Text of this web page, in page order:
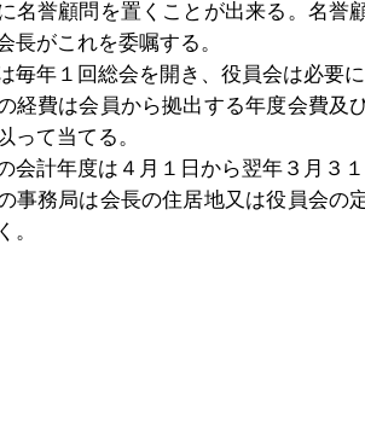
名誉顧問を置くことが出来る。名誉
長がこれを委嘱する。
毎年１回総会を開き、役員会は必要
経費は会員から拠出する年度会費及
って当てる。
会計年度は４月１日から翌年３月３
事務局は会長の住居地又は役員会の
。